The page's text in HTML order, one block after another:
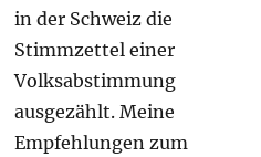
in der Schweiz die
Stimmzettel einer
Volksabstimmung
ausgezählt. Meine
Empfehlungen zum